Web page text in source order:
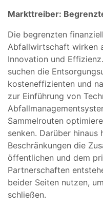
Markttreiber:
Die begrenzten
Abfallwirtschaft wirken
Innovation und
suchen die
kosteneffizienten und
zur Einführung von
Sammelrouten
senken. Darüber hinaus
Beschränkungen die
öffentlichen und dem
Partnerschaften
beider Seiten nutzen,
schließen.